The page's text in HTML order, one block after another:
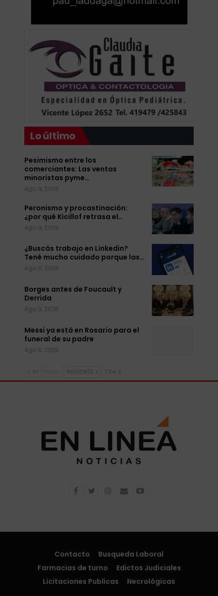
Lo último
Pesimismo entre los
comerciantes: Las ventas
minoristas pyme…
Ago 9, 2026
Peronismo y procastinación:
¿por qué Kicillof retrasa el…
Ago 9, 2026
¿Buscás trabajo en Linkedin?
Tené mucho cuidado porque las…
Ago 9, 2026
Borges antes de Foucault y
Derrida
Ago 9, 2026
Messi ya está en Rosario para el
funeral de su padre
Ago 8, 2026
SIGUIENTE 1 De 2
Contacto
Busqueda Laboral
Farmacias de turno
Edictos Judiciales
Licitaciones Publicas
Necrológicas